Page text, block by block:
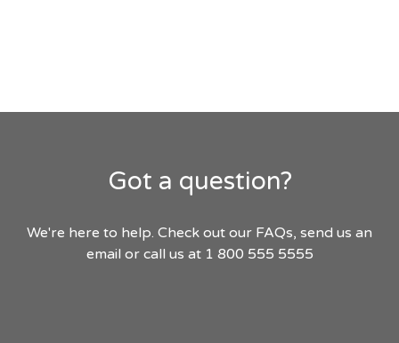
Got a question?
We're here to help. Check out our FAQs, send us an
email or call us at 1 800 555 5555